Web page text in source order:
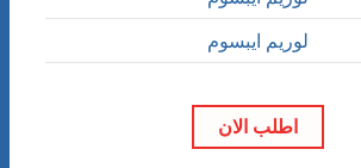
لوريم ايبسوم
اطلب الان